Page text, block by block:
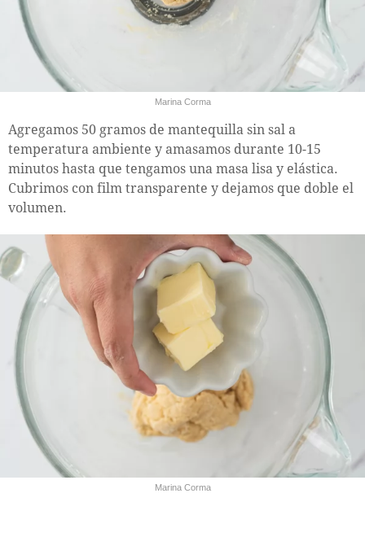
Marina Corma
Agregamos 50 gramos de mantequilla sin sal a
temperatura ambiente y amasamos durante 10-15
minutos hasta que tengamos una masa lisa y elástica.
Cubrimos con film transparente y dejamos que doble el
volumen.
Marina Corma